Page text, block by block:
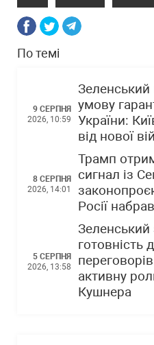
По темі
9 СЕРПНЯ
2026, 10:59
Зеленський
умову
України:
від нової
8 СЕРПНЯ
2026, 14:01
Трамп
сигнал із
Росії
5 СЕРПНЯ
2026, 13:58
готовність
активну
Кушнера